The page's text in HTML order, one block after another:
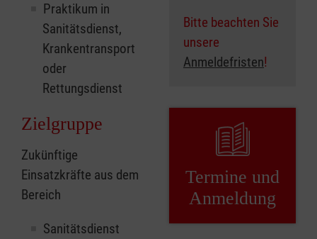
Praktikum in
Sanitätsdienst,
Krankentransport
oder
Rettungsdienst
Zielgruppe
Zukünftige
Einsatzkräfte aus dem
Bereich
Sanitätsdienst
Bitte beachten Sie
unsere
Anmeldefristen!
Termine und
Anmeldung